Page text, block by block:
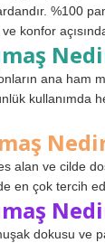
%100
konfor
ana ham
kullanımda
alan ve cilde
en çok tercih
dokusu ve